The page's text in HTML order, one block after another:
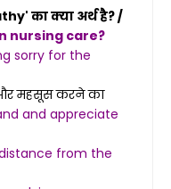
का क्या अर्थ है? /
nursing care?
sorry for the
महसूस करने का
and appreciate
from the